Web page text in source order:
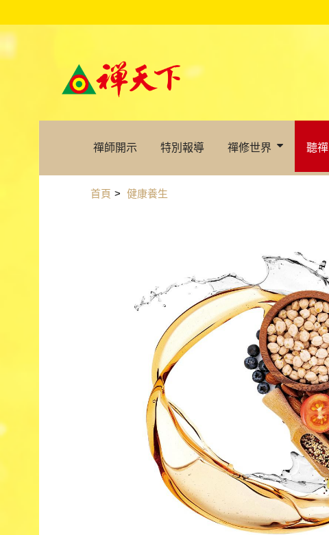
禪師開示 特別報導 禪修世界 聽禪
首頁 > 健康養生